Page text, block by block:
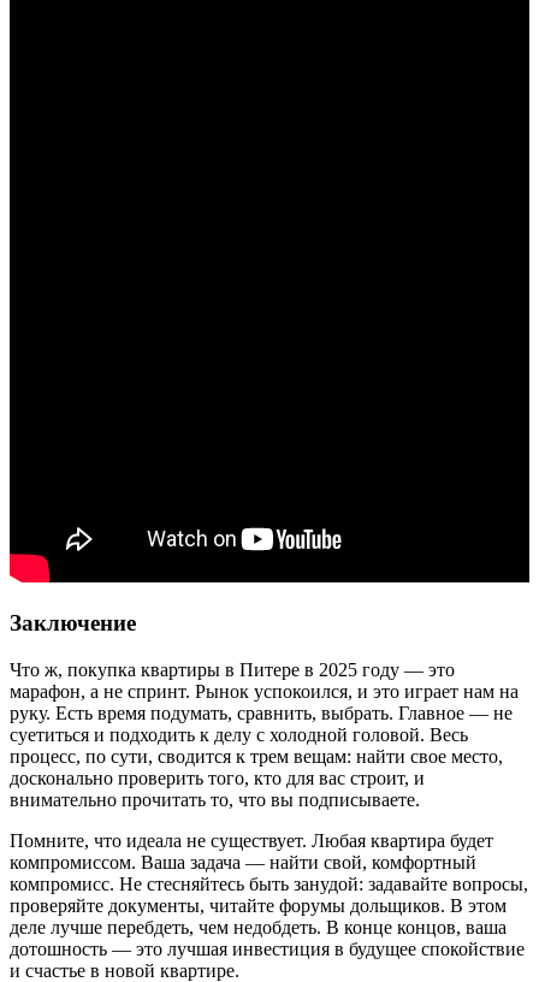
Заключение
Что ж, покупка квартиры в Питере в 2025 году — это
марафон, а не спринт. Рынок успокоился, и это играет нам на
руку. Есть время подумать, сравнить, выбрать. Главное — не
суетиться и подходить к делу с холодной головой. Весь
процесс, по сути, сводится к трем вещам: найти свое место,
досконально проверить того, кто для вас строит, и
внимательно прочитать то, что вы подписываете.
Помните, что идеала не существует. Любая квартира будет
компромиссом. Ваша задача — найти свой, комфортный
компромисс. Не стесняйтесь быть занудой: задавайте вопросы,
проверяйте документы, читайте форумы дольщиков. В этом
деле лучше перебдеть, чем недобдеть. В конце концов, ваша
дотошность — это лучшая инвестиция в будущее спокойствие
и счастье в новой квартире.